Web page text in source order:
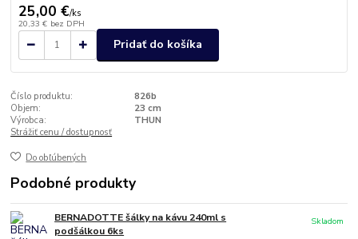
25,00 €/ks
20,33 € bez DPH
Pridať do košíka
Číslo produktu:
826b
Objem:
23 cm
Výrobca:
THUN
Strážiť cenu / dostupnosť
Do obľúbených
Podobné produkty
BERNADOTTE šálky na kávu 240ml s
podšálkou 6ks
Skladom